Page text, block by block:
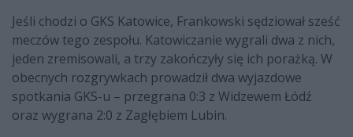
Jeśli chodzi o GKS Katowice, Frankowski sędziował sześć
meczów tego zespołu. Katowiczanie wygrali dwa z nich,
jeden zremisowali, a trzy zakończyły się ich porażką. W
obecnych rozgrywkach prowadził dwa wyjazdowe
spotkania GKS-u – przegrana 0:3 z Widzewem Łódź
oraz wygrana 2:0 z Zagłębiem Lubin.